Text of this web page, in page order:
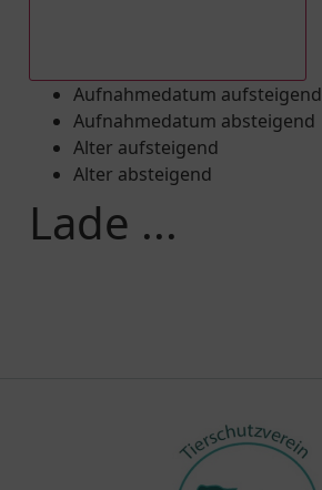
Aufnahmedatum aufsteigend
Aufnahmedatum absteigend
Alter aufsteigend
Alter absteigend
Lade ...